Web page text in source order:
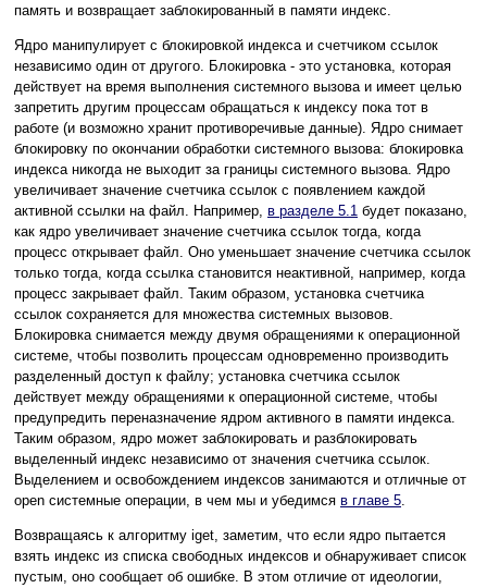
память и возвращает заблокированный в памяти индекс.
Ядро манипулирует с блокировкой индекса и счетчиком ссылок
независимо один от другого. Блокировка - это установка, которая
действует на время выполнения системного вызова и имеет целью
запретить другим процессам обращаться к индексу пока тот в
работе (и возможно хранит противоречивые данные). Ядро снимает
блокировку по окончании обработки системного вызова: блокировка
индекса никогда не выходит за границы системного вызова. Ядро
увеличивает значение счетчика ссылок с появлением каждой
активной ссылки на файл. Например, в разделе 5.1 будет показано,
как ядро увеличивает значение счетчика ссылок тогда, когда
процесс открывает файл. Оно уменьшает значение счетчика ссылок
только тогда, когда ссылка становится неактивной, например, когда
процесс закрывает файл. Таким образом, установка счетчика
ссылок сохраняется для множества системных вызовов.
Блокировка снимается между двумя обращениями к операционной
системе, чтобы позволить процессам одновременно производить
разделенный доступ к файлу; установка счетчика ссылок
действует между обращениями к операционной системе, чтобы
предупредить переназначение ядром активного в памяти индекса.
Таким образом, ядро может заблокировать и разблокировать
выделенный индекс независимо от значения счетчика ссылок.
Выделением и освобождением индексов занимаются и отличные от
open системные операции, в чем мы и убедимся в главе 5.
Возвращаясь к алгоритму iget, заметим, что если ядро пытается
взять индекс из списка свободных индексов и обнаруживает список
пустым, оно сообщает об ошибке. В этом отличие от идеологии,